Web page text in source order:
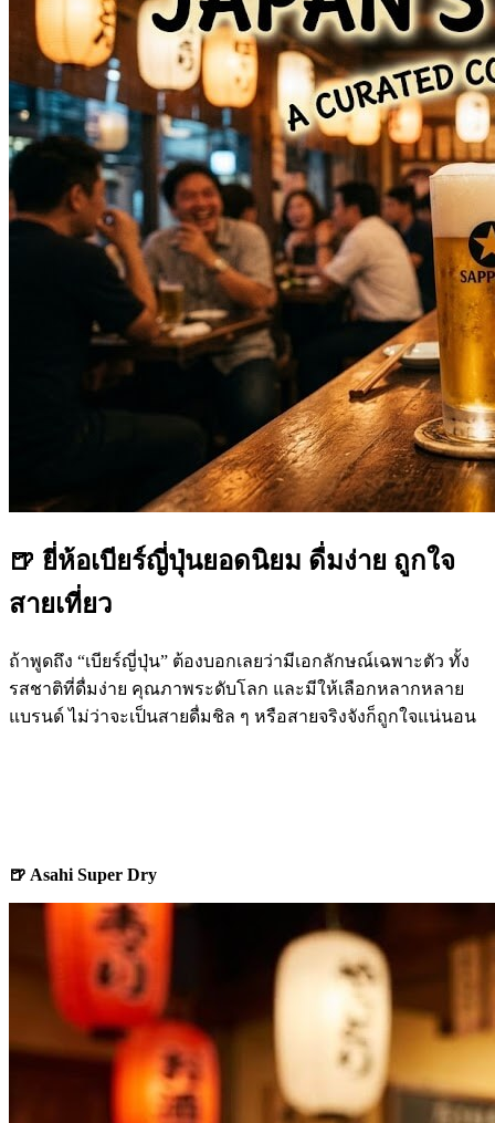
🍺 ยี่ห้อเบียร์ญี่ปุ่นยอดนิยม ดื่มง่าย ถูกใจ
สายเที่ยว
ถ้าพูดถึง “เบียร์ญี่ปุ่น” ต้องบอกเลยว่ามีเอกลักษณ์เฉพาะตัว ทั้ง
รสชาติที่ดื่มง่าย คุณภาพระดับโลก และมีให้เลือกหลากหลาย
แบรนด์ ไม่ว่าจะเป็นสายดื่มชิล ๆ หรือสายจริงจังก็ถูกใจแน่นอน
🍺 Asahi Super Dry